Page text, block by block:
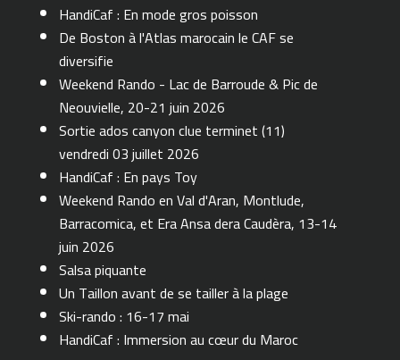
HandiCaf : En mode gros poisson
De Boston à l'Atlas marocain le CAF se
diversifie
Weekend Rando - Lac de Barroude & Pic de
Neouvielle, 20-21 juin 2026
Sortie ados canyon clue terminet (11)
vendredi 03 juillet 2026
HandiCaf : En pays Toy
Weekend Rando en Val d'Aran, Montlude,
Barracomica, et Era Ansa dera Caudèra, 13-14
juin 2026
Salsa piquante
Un Taillon avant de se tailler à la plage
Ski-rando : 16-17 mai
HandiCaf : Immersion au cœur du Maroc